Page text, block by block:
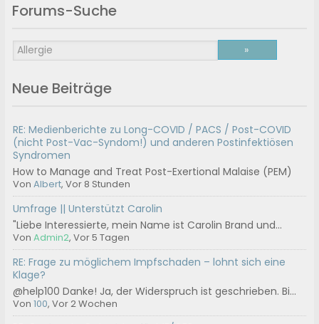
Forums-Suche
Neue Beiträge
RE: Medienberichte zu Long-COVID / PACS / Post-COVID
(nicht Post-Vac-Syndom!) und anderen Postinfektiösen
Syndromen
How to Manage and Treat Post-Exertional Malaise (PEM)
VonAlbert, Vor 8 Stunden
Umfrage || Unterstützt Carolin
"Liebe Interessierte, mein Name ist Carolin Brand und...
VonAdmin2, Vor 5 Tagen
RE: Frage zu möglichem Impfschaden – lohnt sich eine
Klage?
@help100 Danke! Ja, der Widerspruch ist geschrieben. Bi...
Von100, Vor 2 Wochen